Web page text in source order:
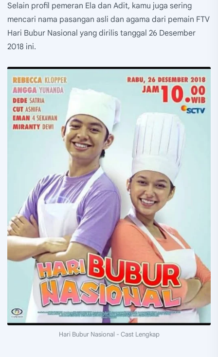
Selain profil pemeran Ela dan Adit, kamu juga sering
mencari nama pasangan asli dan agama dari pemain FTV
Hari Bubur Nasional yang dirilis tanggal 26 Desember
2018 ini.
Hari Bubur Nasional - Cast Lengkap